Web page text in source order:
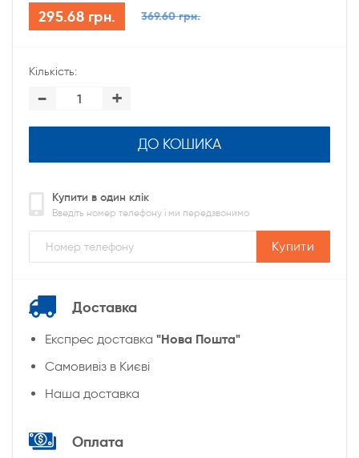
295.68 грн. 369.60 грн.
Кількість:
- +
ДО КОШИКА
Купити в один клік
Введіть номер телефону і ми передзвонимо
Купити
Доставка
Експрес доставка "Нова Пошта"
Cамовивіз в Києві
Наша доставка
Оплата